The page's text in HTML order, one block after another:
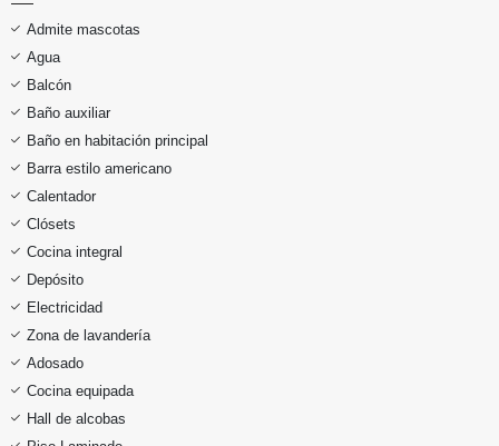
Admite mascotas
Agua
Balcón
Baño auxiliar
Baño en habitación principal
Barra estilo americano
Calentador
Clósets
Cocina integral
Depósito
Electricidad
Zona de lavandería
Adosado
Cocina equipada
Hall de alcobas